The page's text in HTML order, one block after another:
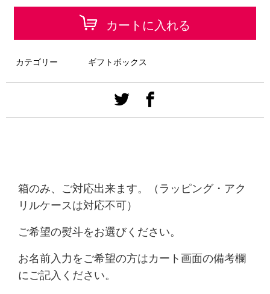
カートに入れる
カテゴリー ギフトボックス
箱のみ、ご対応出来ます。（ラッピング・アク
リルケースは対応不可）
ご希望の熨斗をお選びください。
お名前入力をご希望の方はカート画面の備考欄
にご記入ください。